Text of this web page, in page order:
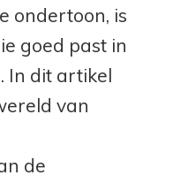
ondertoon, is
goed past in
In dit artikel
van
de